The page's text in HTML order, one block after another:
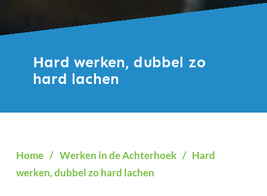
Hard werken, dubbel zo
hard lachen
Home / Werken in de Achterhoek / Hard
werken, dubbel zo hard lachen